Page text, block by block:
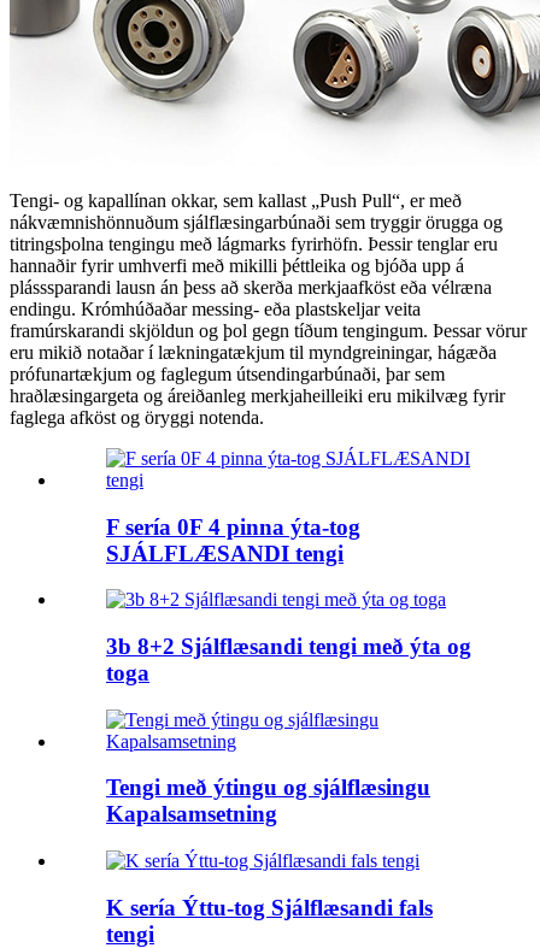
Tengi- og kapallínan okkar, sem kallast „Push Pull“, er með
nákvæmnishönnuðum sjálflæsingarbúnaði sem tryggir örugga og
titringsþolna tengingu með lágmarks fyrirhöfn. Þessir tenglar eru
hannaðir fyrir umhverfi með mikilli þéttleika og bjóða upp á
plásssparandi lausn án þess að skerða merkjaafköst eða vélræna
endingu. Krómhúðaðar messing- eða plastskeljar veita
framúrskarandi skjöldun og þol gegn tíðum tengingum. Þessar vörur
eru mikið notaðar í lækningatækjum til myndgreiningar, hágæða
prófunartækjum og faglegum útsendingarbúnaði, þar sem
hraðlæsingargeta og áreiðanleg merkjaheilleiki eru mikilvæg fyrir
faglega afköst og öryggi notenda.
F sería 0F 4 pinna ýta-tog
SJÁLFLÆSANDI tengi
3b 8+2 Sjálflæsandi tengi með ýta og
toga
Tengi með ýtingu og sjálflæsingu
Kapalsamsetning
K sería Ýttu-tog Sjálflæsandi fals
tengi